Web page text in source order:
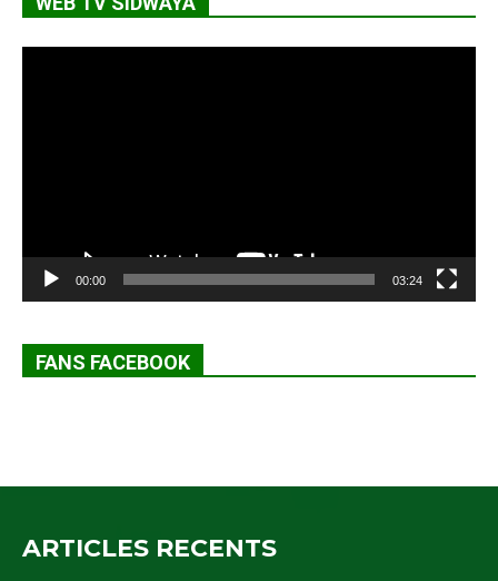
00:00 03:24
FANS FACEBOOK
ARTICLES RECENTS